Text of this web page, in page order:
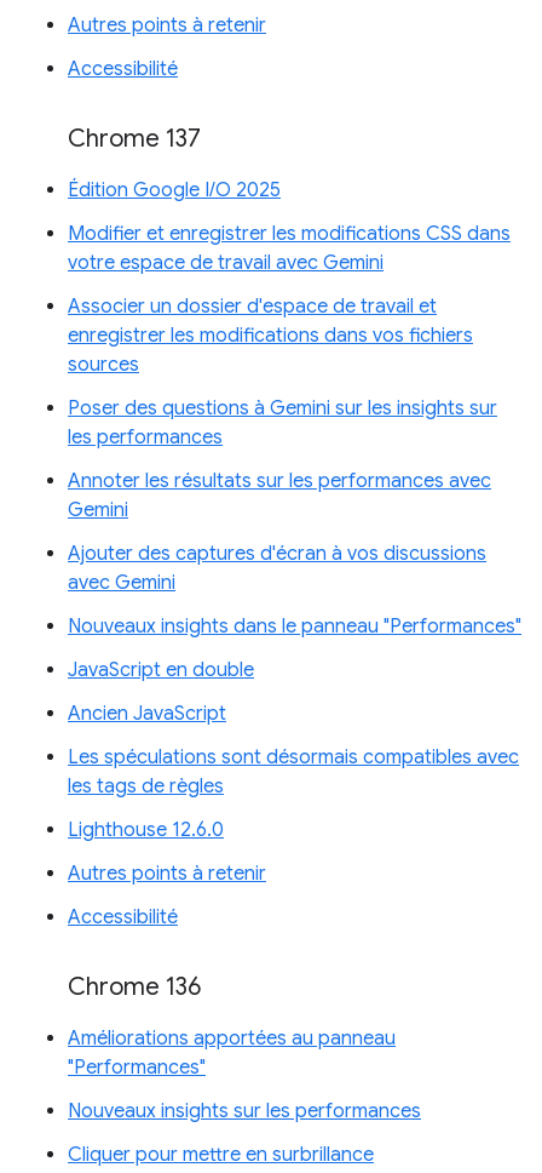
Autres points à retenir
Accessibilité
Chrome 137
Édition Google I/O 2025
Modifier et enregistrer les modifications CSS dans
votre espace de travail avec Gemini
Associer un dossier d'espace de travail et
enregistrer les modifications dans vos fichiers
sources
Poser des questions à Gemini sur les insights sur
les performances
Annoter les résultats sur les performances avec
Gemini
Ajouter des captures d'écran à vos discussions
avec Gemini
Nouveaux insights dans le panneau "Performances"
JavaScript en double
Ancien JavaScript
Les spéculations sont désormais compatibles avec
les tags de règles
Lighthouse 12.6.0
Autres points à retenir
Accessibilité
Chrome 136
Améliorations apportées au panneau
"Performances"
Nouveaux insights sur les performances
Cliquer pour mettre en surbrillance